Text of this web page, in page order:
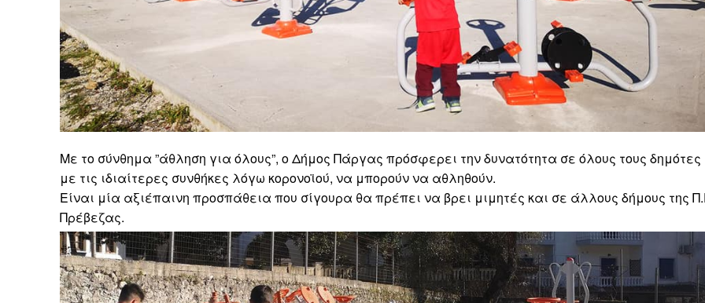
Με το σύνθημα ”άθληση για όλους”, ο Δήμος Πάργας πρόσφερει την δυνατότητα σε όλους τους δημότες
με τις ιδιαίτερες συνθήκες λόγω κορονοϊού, να μπορούν να αθληθούν.
Είναι μία αξιέπαινη προσπάθεια που σίγουρα θα πρέπει να βρει μιμητές και σε άλλους δήμους της
Πρέβεζας.